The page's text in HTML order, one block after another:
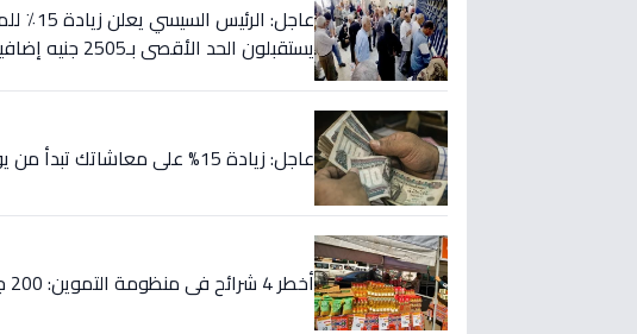
يستقبلون الحد الأقصى بـ2505 جنيه إضافية شهريًا!
عاجل: زيادة 15% على معاشاتك تبدأ من يوليو 2026.. هذه المواعيد والقيم الجديدة!
أخطر 4 شرائح في منظومة التموين: 200 جنيه زيادة... هل أنت من المحذوفين؟